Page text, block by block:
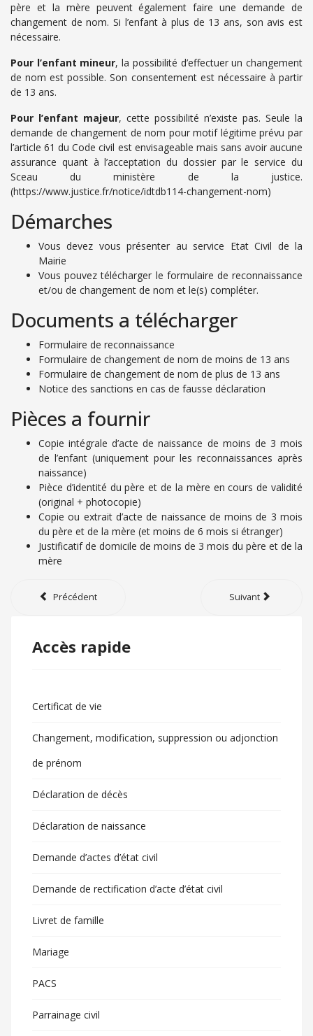
père et la mère peuvent également faire une demande de
changement de nom. Si l’enfant à plus de 13 ans, son avis est
nécessaire.
Pour l’enfant mineur, la possibilité d’effectuer un changement
de nom est possible. Son consentement est nécessaire à partir
de 13 ans.
Pour l’enfant majeur, cette possibilité n’existe pas. Seule la
demande de changement de nom pour motif légitime prévu par
l’article 61 du Code civil est envisageable mais sans avoir aucune
assurance quant à l’acceptation du dossier par le service du
Sceau du ministère de la justice.
(https://www.justice.fr/notice/idtdb114-changement-nom)
Démarches
Vous devez vous présenter au service Etat Civil de la
Mairie
Vous pouvez télécharger le formulaire de reconnaissance
et/ou de changement de nom et le(s) compléter.
Documents a télécharger
Formulaire de reconnaissance
Formulaire de changement de nom de moins de 13 ans
Formulaire de changement de nom de plus de 13 ans
Notice des sanctions en cas de fausse déclaration
Pièces a fournir
Copie intégrale d’acte de naissance de moins de 3 mois
de l’enfant (uniquement pour les reconnaissances après
naissance)
Pièce d’identité du père et de la mère en cours de validité
(original + photocopie)
Copie ou extrait d’acte de naissance de moins de 3 mois
du père et de la mère (et moins de 6 mois si étranger)
Justificatif de domicile de moins de 3 mois du père et de la
mère
Précédent Suivant
Accès rapide
Certificat de vie
Changement, modification, suppression ou adjonction
de prénom
Déclaration de décès
Déclaration de naissance
Demande d’actes d’état civil
Demande de rectification d’acte d’état civil
Livret de famille
Mariage
PACS
Parrainage civil